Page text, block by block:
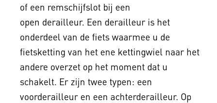
of een remschijfslot bij een
open derailleur. Een derailleur is het
onderdeel van de fiets waarmee u de
fietsketting van het ene kettingwiel naar het
andere overzet op het moment dat u
schakelt. Er zijn twee typen: een
voorderailleur en een achterderailleur. Op